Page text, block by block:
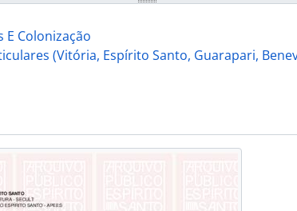
de Terras possuídas por particulares (Vitória, Espírito Santo,
de Terras possuídas por particulares (Vitória, Espírito Santo,
de Terras possuídas por particulares (Vitória, Espírito Santo,
de Terras possuídas por particulares (Vitória, Espírito Santo,
- Registro de Terras de Guarapari a cargo
- Registro de Terras possuídas por
- Registro de Títulos de Revalidações, semestrais, concessões do
- Registro de Títulos de Revalidações, semestrais,
- Registro de Títulos de legitimação e
- Registro de Títulos Definitivos., 1880 - 1890
Colonização
(Vitória, Espírito Santo, Guarapari,